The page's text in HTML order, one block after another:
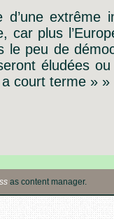
extrême
car plus
le peu de
éludées
court terme » »
as content manager.